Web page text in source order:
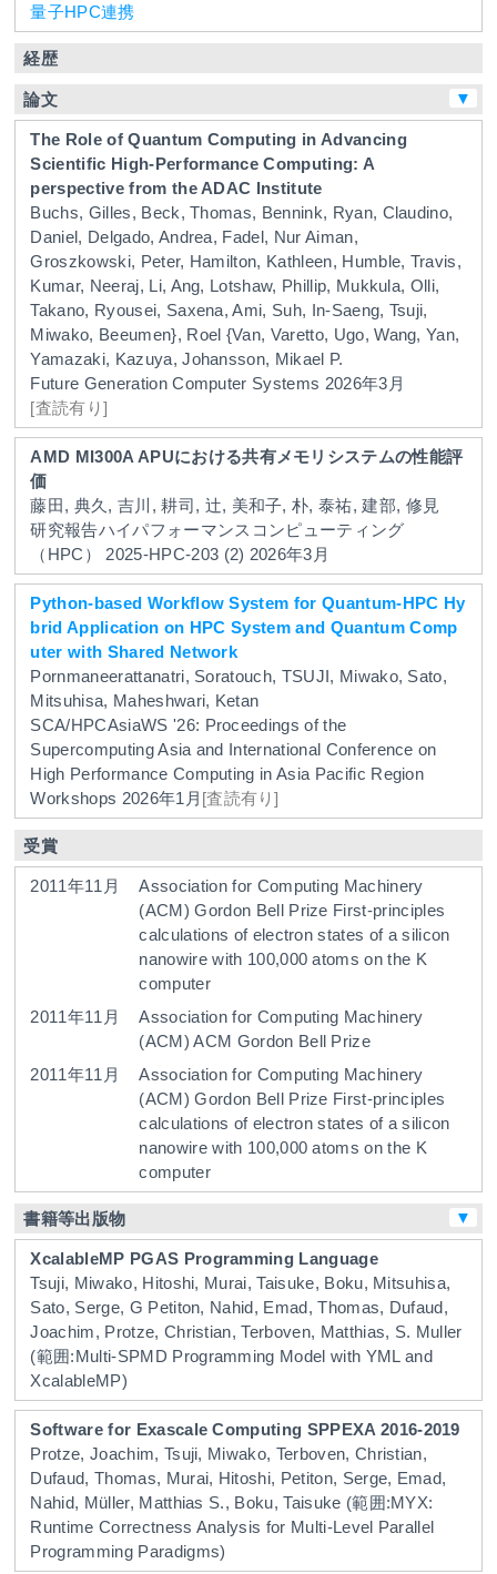
量子HPC連携
経歴
論文 ▼
The Role of Quantum Computing in Advancing
Scientific High-Performance Computing: A
perspective from the ADAC Institute
Buchs, Gilles, Beck, Thomas, Bennink, Ryan, Claudino,
Daniel, Delgado, Andrea, Fadel, Nur Aiman,
Groszkowski, Peter, Hamilton, Kathleen, Humble, Travis,
Kumar, Neeraj, Li, Ang, Lotshaw, Phillip, Mukkula, Olli,
Takano, Ryousei, Saxena, Ami, Suh, In-Saeng, Tsuji,
Miwako, Beeumen}, Roel {Van, Varetto, Ugo, Wang, Yan,
Yamazaki, Kazuya, Johansson, Mikael P.
Future Generation Computer Systems 2026年3月
[査読有り]
AMD MI300A APUにおける共有メモリシステムの性能評
価
藤田, 典久, 吉川, 耕司, 辻, 美和子, 朴, 泰祐, 建部, 修見
研究報告ハイパフォーマンスコンピューティング
（HPC） 2025-HPC-203 (2) 2026年3月
Python-based Workflow System for Quantum-HPC Hy
brid Application on HPC System and Quantum Comp
uter with Shared Network
Pornmaneerattanatri, Soratouch, TSUJI, Miwako, Sato,
Mitsuhisa, Maheshwari, Ketan
SCA/HPCAsiaWS '26: Proceedings of the
Supercomputing Asia and International Conference on
High Performance Computing in Asia Pacific Region
Workshops 2026年1月 [査読有り]
受賞
2011年11月
Association for Computing Machinery
(ACM)Gordon Bell Prize First-principles
calculations of electron states of a silicon
nanowire with 100,000 atoms on the K
computer
2011年11月
Association for Computing Machinery
(ACM)ACM Gordon Bell Prize
2011年11月
Association for Computing Machinery
(ACM)Gordon Bell Prize First-principles
calculations of electron states of a silicon
nanowire with 100,000 atoms on the K
computer
書籍等出版物 ▼
XcalableMP PGAS Programming Language
Tsuji, Miwako, Hitoshi, Murai, Taisuke, Boku, Mitsuhisa,
Sato, Serge, G Petiton, Nahid, Emad, Thomas, Dufaud,
Joachim, Protze, Christian, Terboven, Matthias, S. Muller
(範囲:Multi-SPMD Programming Model with YML and
XcalableMP)
Software for Exascale Computing SPPEXA 2016-2019
Protze, Joachim, Tsuji, Miwako, Terboven, Christian,
Dufaud, Thomas, Murai, Hitoshi, Petiton, Serge, Emad,
Nahid, Müller, Matthias S., Boku, Taisuke (範囲:MYX:
Runtime Correctness Analysis for Multi-Level Parallel
Programming Paradigms)